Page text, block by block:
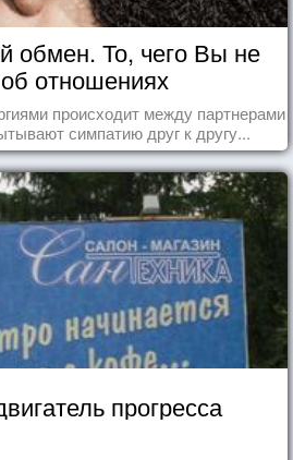
обмен. То, чего Вы не
отношениях
происходит между партнерами
симпатию друг к другу...
прогресса